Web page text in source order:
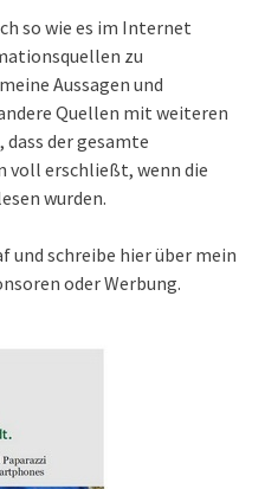
so wie es im Internet
zu
Aussagen und
Quellen mit weiteren
der gesamte
voll erschließt, wenn die
wurden.
schreibe hier über mein
oder Werbung.